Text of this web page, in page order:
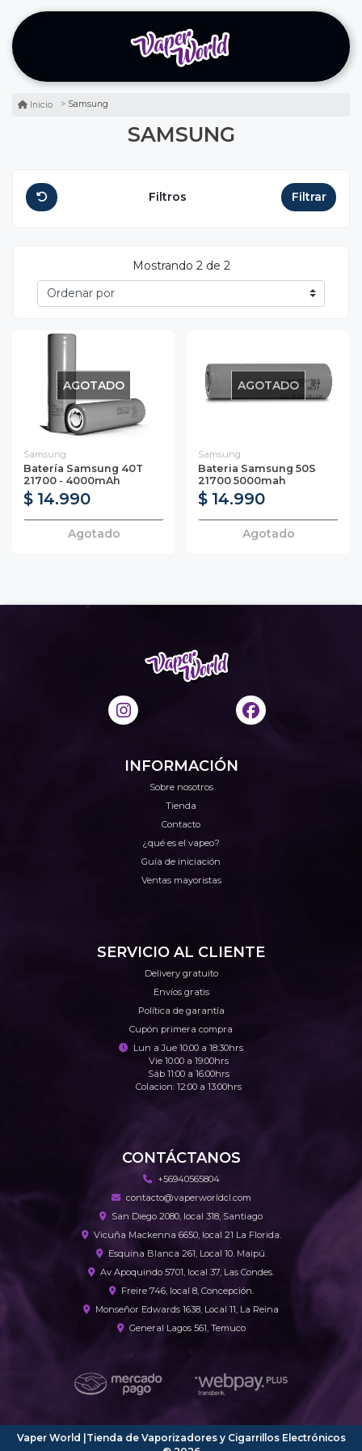
Inicio Samsung
SAMSUNG
Filtros Filtrar
Mostrando 2 de 2
AGOTADO
Samsung
Batería Samsung 40T
21700 - 4000mAh
$ 14.990
Agotado
AGOTADO
Samsung
Bateria Samsung 50S
21700 5000mah
$ 14.990
Agotado
INFORMACIÓN
Sobre nosotros
Tienda
Contacto
¿qué es el vapeo?
Guía de iniciación
Ventas mayoristas
SERVICIO AL CLIENTE
Delivery gratuito
Envíos gratis
Política de garantía
Cupón primera compra
Lun a Jue 10:00 a 18:30hrs
Vie 10:00 a 19:00hrs
Sáb 11:00 a 16:00hrs
Colacion: 12:00 a 13:00hrs
CONTÁCTANOS
+56940565804
contacto@vaperworldcl.com
San Diego 2080, local 318, Santiago
Vicuña Mackenna 6650, local 21 La Florida.
Esquina Blanca 261, Local 10. Maipú.
Av Apoquindo 5701, local 37, Las Condes.
Freire 746, local 8, Concepción.
Monseñor Edwards 1638, Local 11, La Reina
General Lagos 561, Temuco
Vaper World |Tienda de Vaporizadores y Cigarrillos Electrónicos